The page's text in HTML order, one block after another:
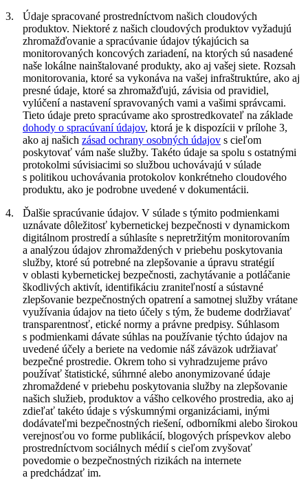
3.
Údaje spracované prostredníctvom našich cloudových
produktov. Niektoré z našich cloudových produktov vyžadujú
zhromažďovanie a spracúvanie údajov týkajúcich sa
monitorovaných koncových zariadení, na ktorých sú nasadené
naše lokálne nainštalované produkty, ako aj vašej siete. Rozsah
monitorovania, ktoré sa vykonáva na vašej infraštruktúre, ako aj
presné údaje, ktoré sa zhromažďujú, závisia od pravidiel,
vylúčení a nastavení spravovaných vami a vašimi správcami.
Tieto údaje preto spracúvame ako sprostredkovateľ na základe
dohody o spracúvaní údajov, ktorá je k dispozícii v prílohe 3,
ako aj našich zásad ochrany osobných údajov s cieľom
poskytovať vám naše služby. Takéto údaje sa spolu s ostatnými
protokolmi súvisiacimi so službou uchovávajú v súlade
s politikou uchovávania protokolov konkrétneho cloudového
produktu, ako je podrobne uvedené v dokumentácii.
4.
Ďalšie spracúvanie údajov. V súlade s týmito podmienkami
uznávate dôležitosť kybernetickej bezpečnosti v dynamickom
digitálnom prostredí a súhlasíte s nepretržitým monitorovaním
a analýzou údajov zhromaždených v priebehu poskytovania
služby, ktoré sú potrebné na zlepšovanie a úpravu stratégií
v oblasti kybernetickej bezpečnosti, zachytávanie a potláčanie
škodlivých aktivít, identifikáciu zraniteľností a sústavné
zlepšovanie bezpečnostných opatrení a samotnej služby vrátane
využívania údajov na tieto účely s tým, že budeme dodržiavať
transparentnosť, etické normy a právne predpisy. Súhlasom
s podmienkami dávate súhlas na používanie týchto údajov na
uvedené účely a beriete na vedomie náš záväzok udržiavať
bezpečné prostredie. Okrem toho si vyhradzujeme právo
používať štatistické, súhrnné alebo anonymizované údaje
zhromaždené v priebehu poskytovania služby na zlepšovanie
našich služieb, produktov a vášho celkového prostredia, ako aj
zdieľať takéto údaje s výskumnými organizáciami, inými
dodávateľmi bezpečnostných riešení, odborníkmi alebo širokou
verejnosťou vo forme publikácií, blogových príspevkov alebo
prostredníctvom sociálnych médií s cieľom zvyšovať
povedomie o bezpečnostných rizikách na internete
a predchádzať im.